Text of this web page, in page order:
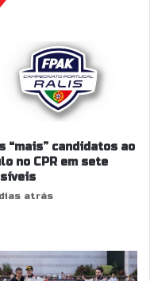
“mais” candidatos ao
no CPR em sete
atrás